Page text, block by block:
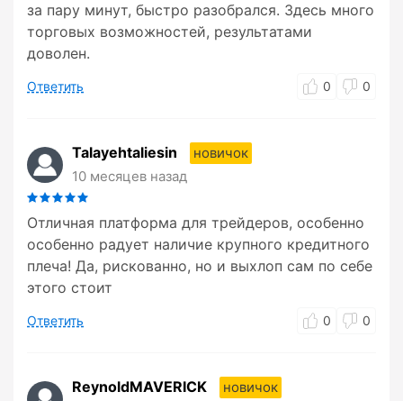
за пару минут, быстро разобрался. Здесь много
торговых возможностей, результатами
доволен.
Ответить 0 0
Talayehtaliesin
новичок
10 месяцев назад
Отличная платформа для трейдеров, особенно
особенно радует наличие крупного кредитного
плеча! Да, рискованно, но и выхлоп сам по себе
этого стоит
Ответить 0 0
ReynoldMAVERICK
новичок